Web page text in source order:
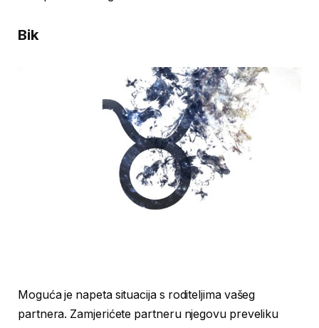
Bik
Moguća je napeta situacija s roditeljima vašeg
partnera. Zamjerićete partneru njegovu preveliku